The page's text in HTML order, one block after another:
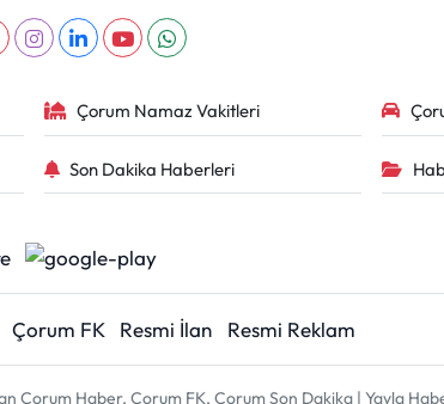
Çorum Namaz Vakitleri
Son Dakika Haberleri
Çorum FK Resmi İlan Resmi Reklam
Çorum Haber, Çorum FK, Çorum Son Dakika | Yayla